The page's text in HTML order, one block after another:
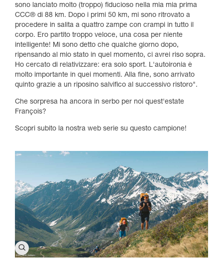
sono lanciato molto (troppo) fiducioso nella mia mia prima
CCC® di 88 km. Dopo i primi 50 km, mi sono ritrovato a
procedere in salita a quattro zampe con crampi in tutto il
corpo. Ero partito troppo veloce, una cosa per niente
intelligente! Mi sono detto che qualche giorno dopo,
ripensando al mio stato in quel momento, ci avrei riso sopra.
Ho cercato di relativizzare: era solo sport. L'autoironia è
molto importante in quei momenti. Alla fine, sono arrivato
quinto grazie a un riposino salvifico al successivo ristoro".
Che sorpresa ha ancora in serbo per noi quest'estate
François?
Scopri subito la nostra web serie su questo campione!